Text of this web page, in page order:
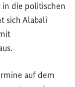
in die politischen
sich Alabali
auf dem